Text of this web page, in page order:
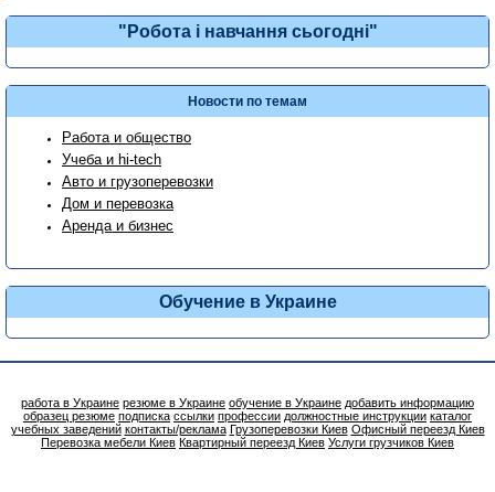
"Робота і навчання сьогодні"
Новости по темам
Работа и общество
Учеба и hi-tech
Авто и грузоперевозки
Дом и перевозка
Аренда и бизнес
Обучение в Украине
работа в Украине резюме в Украине обучение в Украине добавить информацию
образец резюме подписка ссылки профессии должностные инструкции каталог
учебных заведений контакты/реклама Грузоперевозки Киев Офисный переезд Киев
Перевозка мебели Киев Квартирный переезд Киев Услуги грузчиков Киев